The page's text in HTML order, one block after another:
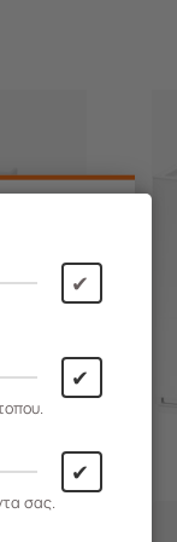
✔
✔
✔
σας.